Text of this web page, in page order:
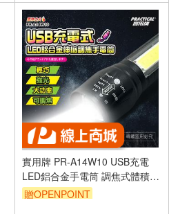
實用牌 PR-A14W10 USB充電
LED鋁合金手電筒 調焦式體積輕
巧 便攜照明 附充電線
贈OPENPOINT